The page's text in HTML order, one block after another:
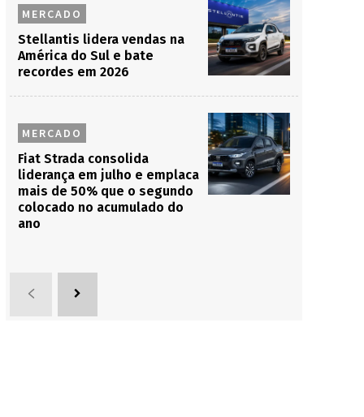
MERCADO
Stellantis lidera vendas na
América do Sul e bate
recordes em 2026
MERCADO
Fiat Strada consolida
liderança em julho e emplaca
mais de 50% que o segundo
colocado no acumulado do
ano